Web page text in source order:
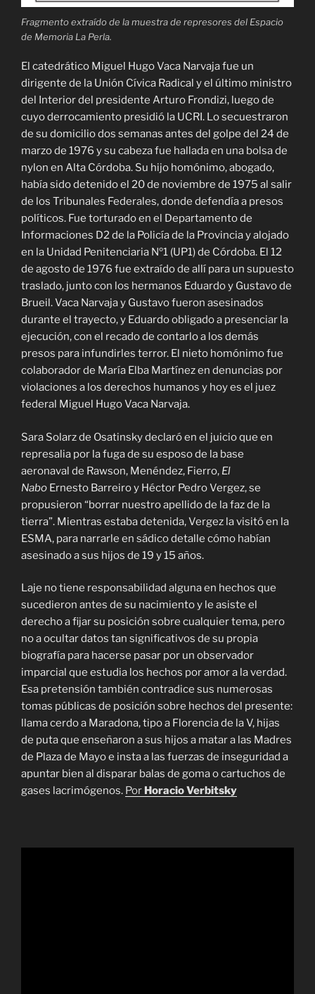
Fragmento extraído de la muestra de represores del Espacio
de Memoria La Perla.
El catedrático Miguel Hugo Vaca Narvaja fue un
dirigente de la Unión Cívica Radical y el último ministro
del Interior del presidente Arturo Frondizi, luego de
cuyo derrocamiento presidió la UCRI. Lo secuestraron
de su domicilio dos semanas antes del golpe del 24 de
marzo de 1976 y su cabeza fue hallada en una bolsa de
nylon en Alta Córdoba. Su hijo homónimo, abogado,
había sido detenido el 20 de noviembre de 1975 al salir
de los Tribunales Federales, donde defendía a presos
políticos. Fue torturado en el Departamento de
Informaciones D2 de la Policía de la Provincia y alojado
en la Unidad Penitenciaria Nº1 (UP1) de Córdoba. El 12
de agosto de 1976 fue extraído de allí para un supuesto
traslado, junto con los hermanos Eduardo y Gustavo de
Brueil. Vaca Narvaja y Gustavo fueron asesinados
durante el trayecto, y Eduardo obligado a presenciar la
ejecución, con el recado de contarlo a los demás
presos para infundirles terror. El nieto homónimo fue
colaborador de María Elba Martínez en denuncias por
violaciones a los derechos humanos y hoy es el juez
federal Miguel Hugo Vaca Narvaja.
Sara Solarz de Osatinsky declaró en el juicio que en
represalia por la fuga de su esposo de la base
aeronaval de Rawson, Menéndez, Fierro, El
Nabo Ernesto Barreiro y Héctor Pedro Vergez, se
propusieron “borrar nuestro apellido de la faz de la
tierra”. Mientras estaba detenida, Vergez la visitó en la
ESMA, para narrarle en sádico detalle cómo habían
asesinado a sus hijos de 19 y 15 años.
Laje no tiene responsabilidad alguna en hechos que
sucedieron antes de su nacimiento y le asiste el
derecho a fijar su posición sobre cualquier tema, pero
no a ocultar datos tan significativos de su propia
biografía para hacerse pasar por un observador
imparcial que estudia los hechos por amor a la verdad.
Esa pretensión también contradice sus numerosas
tomas públicas de posición sobre hechos del presente:
llama cerdo a Maradona, tipo a Florencia de la V, hijas
de puta que enseñaron a sus hijos a matar a las Madres
de Plaza de Mayo e insta a las fuerzas de inseguridad a
apuntar bien al disparar balas de goma o cartuchos de
gases lacrimógenos. Por Horacio Verbitsky